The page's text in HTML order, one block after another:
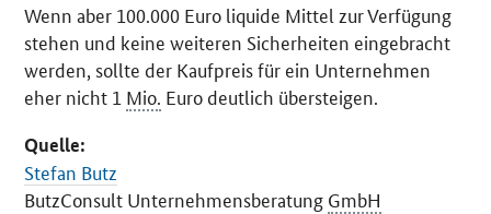
Wenn aber 100.000 Euro liquide Mittel zur Verfügung
stehen und keine weiteren Sicherheiten eingebracht
werden, sollte der Kaufpreis für ein Unternehmen
eher nicht 1 Mio. Euro deutlich übersteigen.
Quelle:
Stefan Butz
ButzConsult Unternehmensberatung GmbH